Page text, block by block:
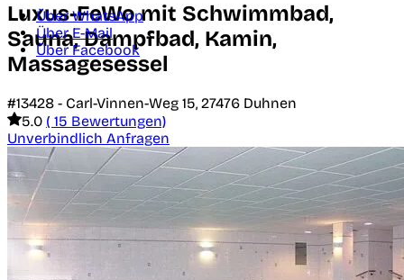
Über WhatsApp
Über E-Mail
Über Facebook
Luxus-FeWo mit Schwimmbad,
Sauna, Dampfbad, Kamin,
Massagesessel
#13428 - Carl-Vinnen-Weg 15, 27476 Duhnen
5.0 ( 15 Bewertungen)
Unverbindlich Anfragen